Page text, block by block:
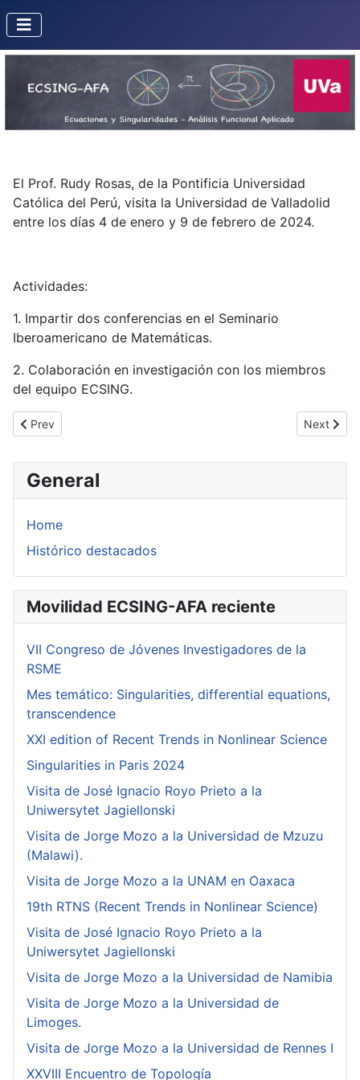
General
Home
Histórico destacados
Movilidad ECSING-AFA reciente
VII Congreso de Jóvenes Investigadores de la
RSME
Mes temático: Singularities, differential equations,
transcendence
XXI edition of Recent Trends in Nonlinear Science
Singularities in Paris 2024
Visita de José Ignacio Royo Prieto a la
Uniwersytet Jagiellonski
Visita de Jorge Mozo a la Universidad de Mzuzu
(Malawi).
Visita de Jorge Mozo a la UNAM en Oaxaca
19th RTNS (Recent Trends in Nonlinear Science)
Visita de José Ignacio Royo Prieto a la
Uniwersytet Jagiellonski
Visita de Jorge Mozo a la Universidad de Namibia
Visita de Jorge Mozo a la Universidad de
Limoges.
Visita de Jorge Mozo a la Universidad de Rennes I
XXVIII Encuentro de Topología
El Prof. Rudy Rosas, de la Pontificia Universidad
Católica del Perú, visita la Universidad de Valladolid
entre los días 4 de enero y 9 de febrero de 2024.
Actividades:
1. Impartir dos conferencias en el Seminario
Iberoamericano de Matemáticas.
2. Colaboración en investigación con los miembros
del equipo ECSING.
Previous article: Frank Loray (Université de Rennes)
Prev Next
Next